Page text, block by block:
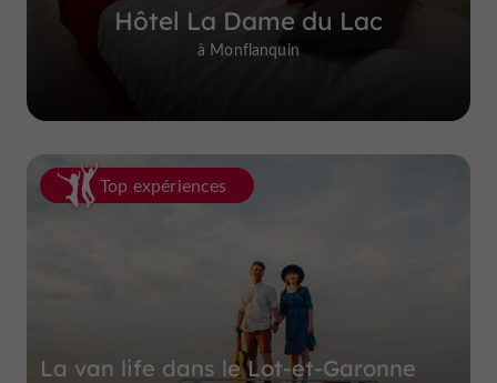
Hôtel La Dame du Lac
à Monflanquin
Top expériences
La van life dans le Lot-et-Garonne